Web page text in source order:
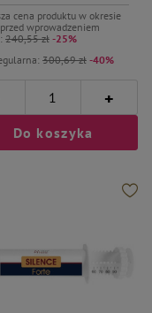
300,69 zł -40%
cena produktu w okresie
wprowadzeniem
240,55 zł -25%
+
Do koszyka